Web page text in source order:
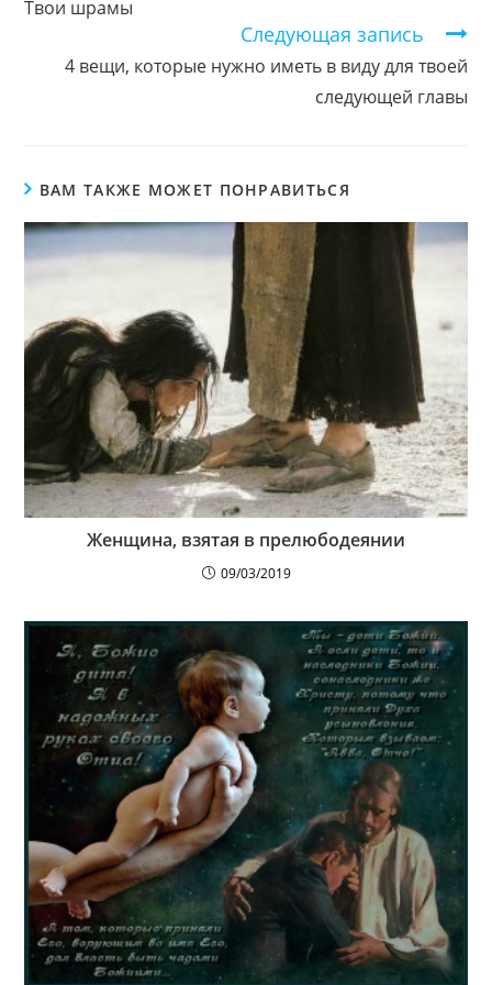
Твои шрамы
Следующая запись
4 вещи, которые нужно иметь в виду для твоей
следующей главы
ВАМ ТАКЖЕ МОЖЕТ ПОНРАВИТЬСЯ
Женщина, взятая в прелюбодеянии
09/03/2019